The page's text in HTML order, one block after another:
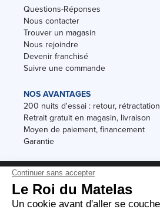
Questions-Réponses
Nous contacter
Trouver un magasin
Nous rejoindre
Devenir franchisé
Suivre une commande
NOS AVANTAGES
200 nuits d'essai : retour, rétractation
Retrait gratuit en magasin, livraison
Moyen de paiement, financement
Garantie
Conditions des offres
Black Friday
Destockage